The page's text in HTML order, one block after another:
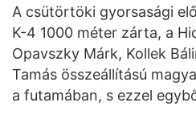
A csütörtöki gyorsasági
K-4 1000 méter zárta, a
Opavszky Márk, Kollek
Tamás összeállítású
a futamában, s ezzel